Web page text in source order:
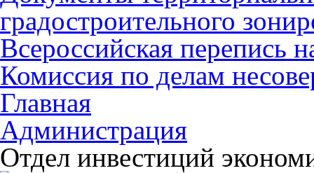
градостроительного
Всероссийская перепись
Комиссия по делам
Главная
Администрация
Отдел инвестиций